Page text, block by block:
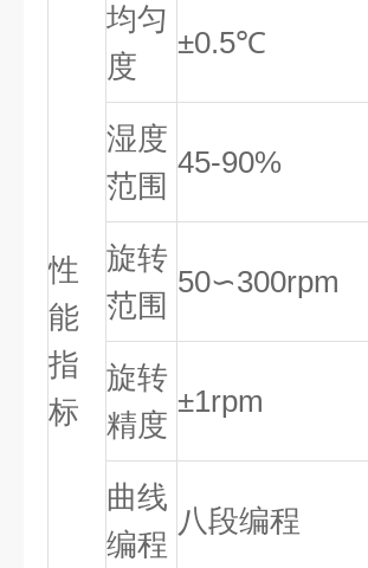
性
能
指
标
均匀
度
±0.5℃
湿度
范围
45-90%
旋转
范围
50∽300rpm
旋转
精度
±1rpm
曲线
编程
八段编程